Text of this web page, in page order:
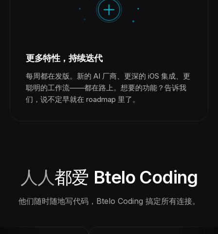
更多特性，持续迭代
每周都在发版。新的 AI 厂商、更深的 iOS 集成、更
聪明的工作流——都在路上。想要的功能？告诉我
们，说不定早就在 roadmap 里了。
人人都爱 Btelo Coding
他们随时随地写代码，Btelo Coding 搞定所有连接。